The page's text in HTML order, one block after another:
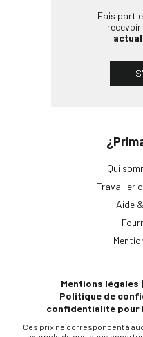
Qui
Travailler
Aide
Fais
recevoir
Mentions légales
Politique de
confidentialité pour
Ces prix ne correspondent à